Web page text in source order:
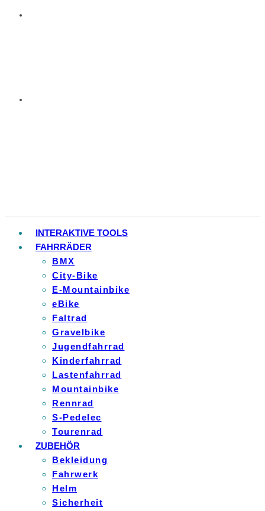
INTERAKTIVE TOOLS
FAHRRÄDER
BMX
City-Bike
E-Mountainbike
eBike
Faltrad
Gravelbike
Jugendfahrrad
Kinderfahrrad
Lastenfahrrad
Mountainbike
Rennrad
S-Pedelec
Tourenrad
ZUBEHÖR
Bekleidung
Fahrwerk
Helm
Sicherheit